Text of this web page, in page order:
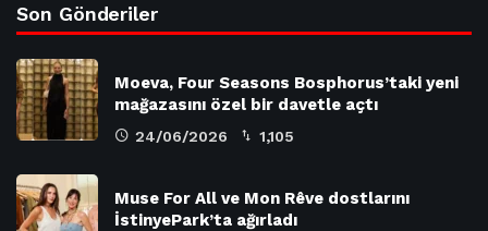
Son Gönderiler
Moeva, Four Seasons Bosphorus’taki yeni
mağazasını özel bir davetle açtı
24/06/2026 1,105
Muse For All ve Mon Rêve dostlarını
İstinyePark’ta ağırladı